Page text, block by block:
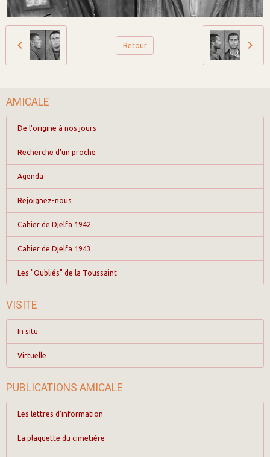
Retour
AMICALE
De l'origine à nos jours
Recherche d'un proche
Agenda
Rejoignez-nous
Cahier de Djelfa 1942
Cahier de Djelfa 1943
Les "Oubliés" de la Toussaint
VISITE
In situ
Virtuelle
PUBLICATIONS AMICALE
Les lettres d'information
La plaquette du cimetière